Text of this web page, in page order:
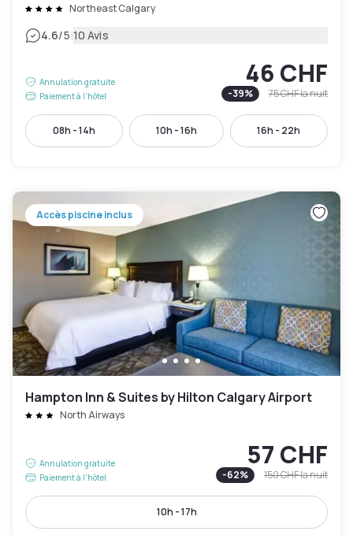
Northeast Calgary
4.6/5|10 Avis
Annulation gratuite
Paiement à l'hôtel
46 CHF
-39% 75 CHFla nuit
08h - 14h 10h - 16h 16h - 22h
Accès piscine inclus
Hampton Inn & Suites by Hilton Calgary Airport
North Airways
Annulation gratuite
Paiement à l'hôtel
57 CHF
-62% 150 CHFla nuit
10h - 17h